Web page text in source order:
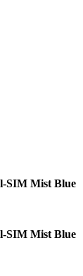
SIM Mist Blue
SIM Mist Blue